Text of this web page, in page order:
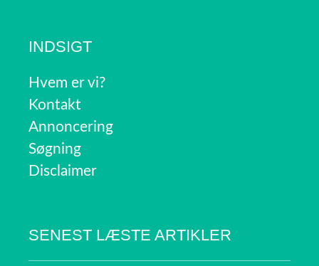
INDSIGT
Hvem er vi?
Kontakt
Annoncering
Søgning
Disclaimer
SENEST LÆSTE ARTIKLER